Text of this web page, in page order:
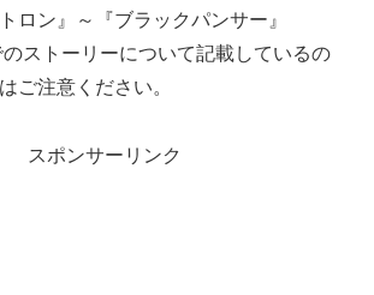
ロン』～『ブラックパンサー』
のストーリーについて記載しているの
ご注意ください。
スポンサーリンク